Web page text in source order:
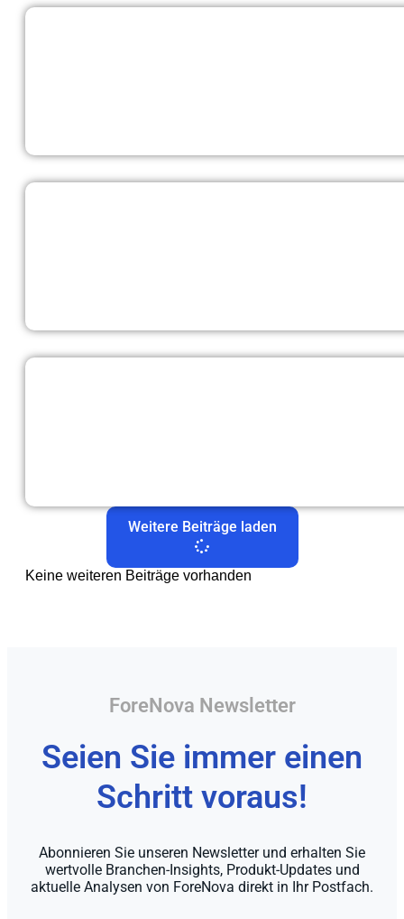
Weitere Beiträge laden
Keine weiteren Beiträge vorhanden
ForeNova Newsletter
Seien Sie immer einen
Schritt voraus!
Abonnieren Sie unseren Newsletter und erhalten Sie
wertvolle Branchen-Insights, Produkt-Updates und
aktuelle Analysen von ForeNova direkt in Ihr Postfach.